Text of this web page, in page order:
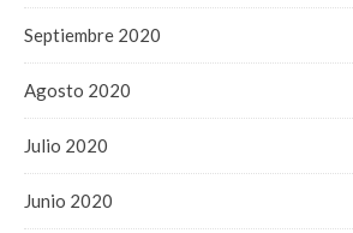
Septiembre 2020
Agosto 2020
Julio 2020
Junio 2020